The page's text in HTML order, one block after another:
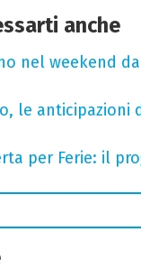
anche
nel weekend
le anticipazioni
per Ferie: il